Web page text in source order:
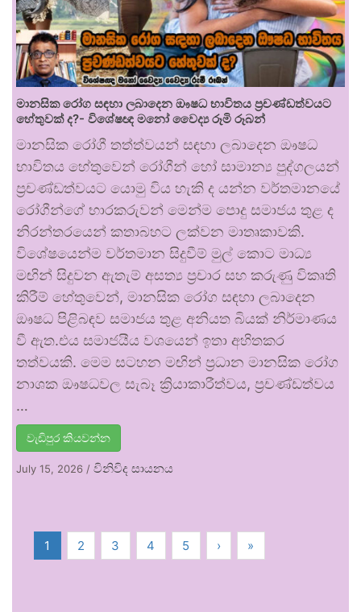
මානසික රෝග සඳහා ලබාදෙන ඖෂධ භාවිතය ප්‍රචණ්ඩත්වයට
හේතුවක් ද?- විශේෂඥ මනෝ වෛද්‍ය රූමි රූබන්
මානසික රෝගී තත්ත්වයන් සඳහා ලබාදෙන ඖෂධ
භාවිතය හේතුවෙන් රෝගීන් හෝ සාමාන්‍ය පුද්ගලයන්
ප්‍රචණ්ඩත්වයට යොමු විය හැකි ද යන්න වර්තමානයේ
රෝගීන්ගේ භාරකරුවන් මෙන්ම පොදු සමාජය තුළ ද
නිරන්තරයෙන් කතාබහට ලක්වන මාතෘකාවකි.
විශේෂයෙන්ම වර්තමාන සිදුවීම් මුල් කොට මාධ්‍ය
මඟින් සිදුවන ඇතැම් අසත්‍ය ප්‍රචාර සහ කරුණු විකෘති
කිරීම් හේතුවෙන්, මානසික රෝග සඳහා ලබාදෙන
ඖෂධ පිළිබඳව සමාජය තුළ අනියත බියක් නිර්මාණය
වී ඇත.එය සමාජයීය වශයෙන් ඉතා අහිතකර
තත්වයකි. මෙම සටහන මඟින් ප්‍රධාන මානසික රෝග
නාශක ඖෂධවල සැබෑ ක්‍රියාකාරීත්වය, ප්‍රචණ්ඩත්වය
…
වැඩිපුර කියවන්න
July 15, 2026 / විනිවිද සායනය
1 2 3 4 5 › »